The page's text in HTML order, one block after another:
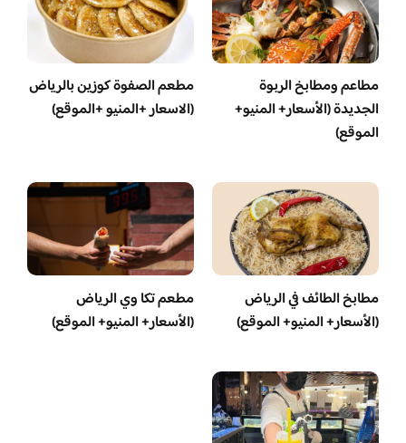
مطاعم ومطابخ الربوة
الجديدة (الأسعار+ المنيو+
الموقع)
مطعم الصفوة كوزين بالرياض
(الاسعار +المنيو +الموقع)
مطابخ الطائف في الرياض
(الأسعار+ المنيو+ الموقع)
مطعم تكا وي الرياض
(الأسعار+ المنيو+ الموقع)